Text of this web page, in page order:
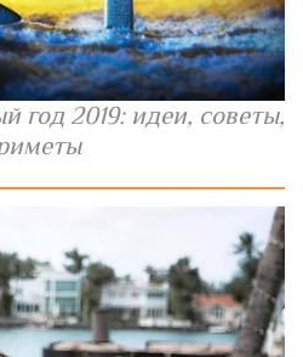
год 2019: идеи, советы,